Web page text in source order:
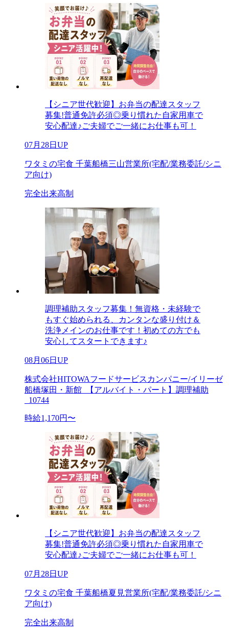
【シニア世代歓迎】お弁当の配達スタッフ
募集!普通免許必須◎乗り慣れた自家用車で
安心配達♪ご夫婦でご一緒にお仕事も可！
07月28日UP
ワタミの宅食 千葉船橋三山営業所(宅配/業務委託/シニ
ア向け)
完全出来高制
調理補助スタッフ募集！無資格・未経験で
もすぐ始められる、カンタンな盛り付け＆
洗浄メインのお仕事です！初めての方でも
安心してスタートできます♪
08月06日UP
株式会社HITOWAフードサービスカンパニー/イリーゼ
船橋塚田・新館_【アルバイト・パート】調理補助
_10744
時給1,170円〜
【シニア世代歓迎】お弁当の配達スタッフ
募集!普通免許必須◎乗り慣れた自家用車で
安心配達♪ご夫婦でご一緒にお仕事も可！
07月28日UP
ワタミの宅食 千葉船橋夏見営業所(宅配/業務委託/シニ
ア向け)
完全出来高制